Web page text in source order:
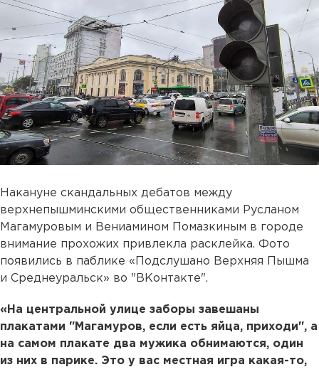
Накануне скандальных дебатов между
верхнепышминскими общественниками Русланом
Магамуровым и Вениамином Помазкиным в городе
внимание прохожих привлекла расклейка. Фото
появились в паблике «Подслушано Верхняя Пышма
и Среднеуральск» во "ВКонтакте".
«На центральной улице заборы завешаны
плакатами "Магамуров, если есть яйца, приходи", а
на самом плакате два мужика обнимаются, один
из них в парике. Это у вас местная игра какая-то,